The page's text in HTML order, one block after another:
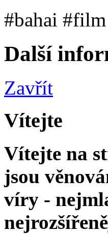
#bahai
Další
Zavřít
Vítejte
Vítejte na
jsou
víry -